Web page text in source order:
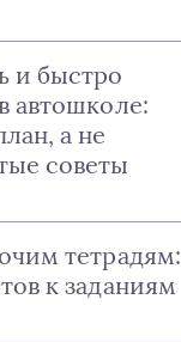
и быстро
автошколе:
а не
советы
тетрадям:
к заданиям